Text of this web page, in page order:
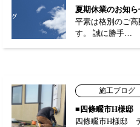
夏期休業のお知ら
平素は格別のご
す。 誠に勝手…
施工ブログ
■四條畷市H様邸
四條畷市H様邸